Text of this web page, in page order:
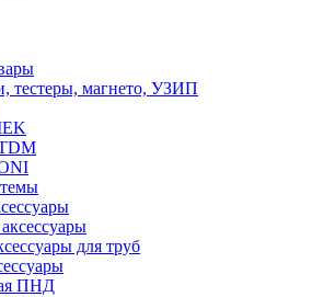
тестеры, магнето, УЗИП
для труб
ПНД